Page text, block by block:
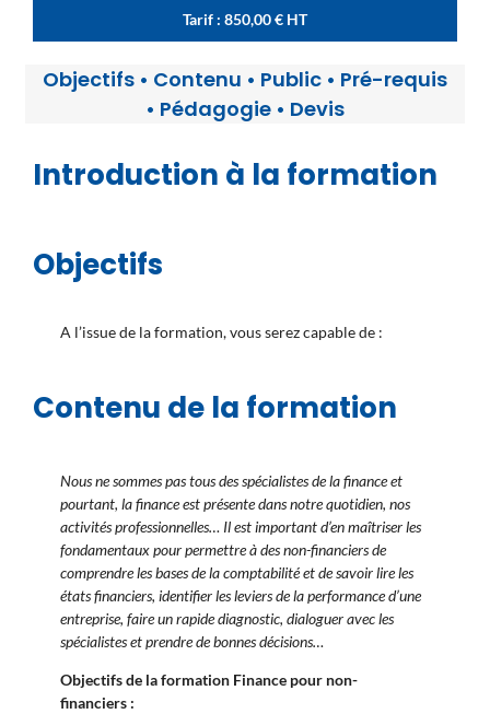
Tarif : 850,00€ HT
Objectifs • Contenu • Public • Pré-requis
• Pédagogie • Devis
Introduction à la formation
Objectifs
A l’issue de la formation, vous serez capable de :
Contenu de la formation
Nous ne sommes pas tous des spécialistes de la finance et
pourtant, la finance est présente dans notre quotidien, nos
activités professionnelles… Il est important d’en maîtriser les
fondamentaux pour permettre à des non-financiers de
comprendre les bases de la comptabilité et de savoir lire les
états financiers, identifier les leviers de la performance d’une
entreprise, faire un rapide diagnostic, dialoguer avec les
spécialistes et prendre de bonnes décisions…
Objectifs de la formation Finance pour non-
financiers :